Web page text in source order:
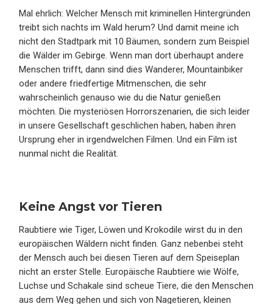
Mal ehrlich: Welcher Mensch mit kriminellen Hintergründen
treibt sich nachts im Wald herum? Und damit meine ich
nicht den Stadtpark mit 10 Bäumen, sondern zum Beispiel
die Wälder im Gebirge. Wenn man dort überhaupt andere
Menschen trifft, dann sind dies Wanderer, Mountainbiker
oder andere friedfertige Mitmenschen, die sehr
wahrscheinlich genauso wie du die Natur genießen
möchten. Die mysteriösen Horrorszenarien, die sich leider
in unsere Gesellschaft geschlichen haben, haben ihren
Ursprung eher in irgendwelchen Filmen. Und ein Film ist
nunmal nicht die Realität.
Keine Angst vor Tieren
Raubtiere wie Tiger, Löwen und Krokodile wirst du in den
europäischen Wäldern nicht finden. Ganz nebenbei steht
der Mensch auch bei diesen Tieren auf dem Speiseplan
nicht an erster Stelle. Europäische Raubtiere wie Wölfe,
Luchse und Schakale sind scheue Tiere, die den Menschen
aus dem Weg gehen und sich von Nagetieren, kleinen